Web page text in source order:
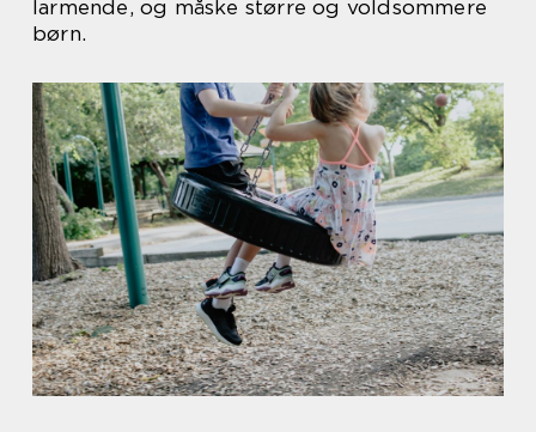
larmende, og måske større og voldsommere
børn.